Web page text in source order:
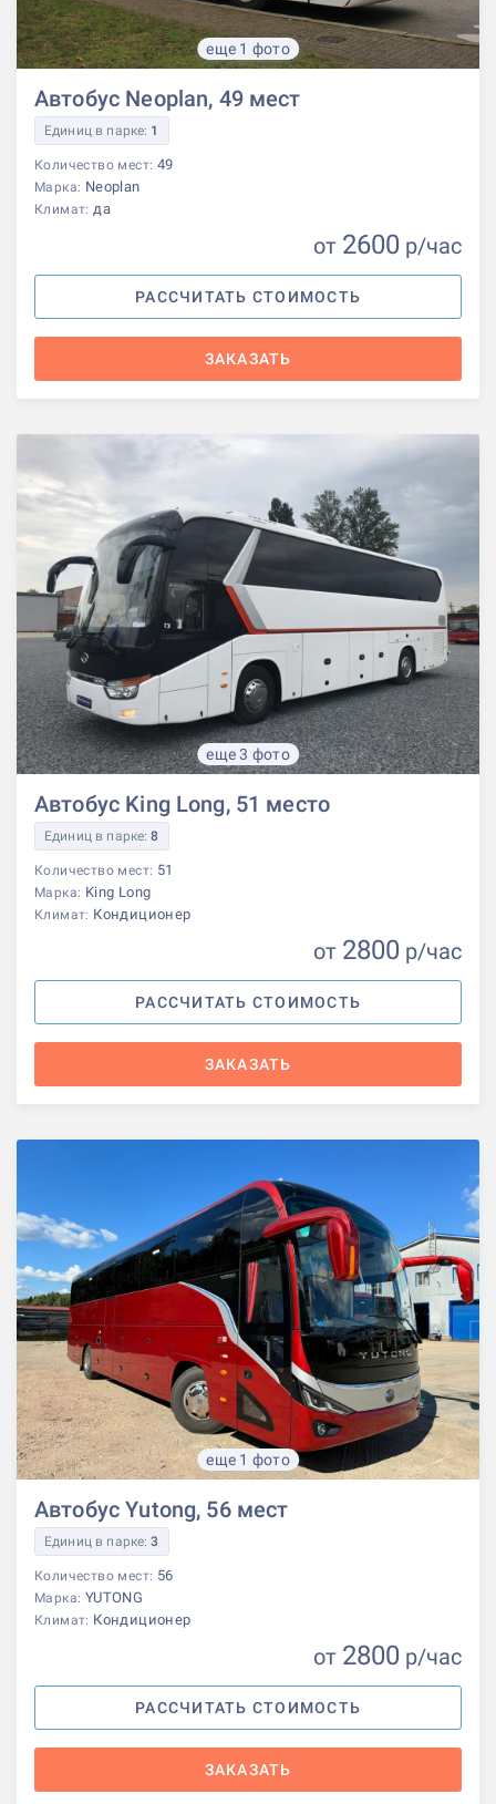
еще 1 фото
Автобус Neoplan, 49 мест
Единиц в парке: 1
Количество мест: 49
Марка: Neoplan
Климат:да
от 2600 р/час
РАССЧИТАТЬ СТОИМОСТЬ
ЗАКАЗАТЬ
еще 3 фото
Автобус King Long, 51 место
Единиц в парке:8
Количество мест: 51
Марка: King Long
Климат: Кондиционер
от 2800 р/час
РАССЧИТАТЬ СТОИМОСТЬ
ЗАКАЗАТЬ
еще 1 фото
Автобус Yutong, 56 мест
Единиц в парке:3
Количество мест: 56
Марка: YUTONG
Климат: Кондиционер
от 2800 р/час
РАССЧИТАТЬ СТОИМОСТЬ
ЗАКАЗАТЬ